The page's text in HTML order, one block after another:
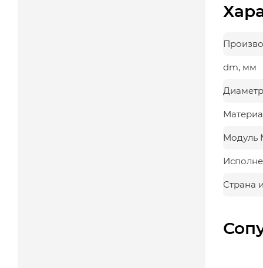
dm, мм
Модуль
Страна